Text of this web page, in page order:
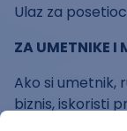
Ulaz za
ZA UMETNIKE I
Ako si umetnik,
biznis, iskoristi